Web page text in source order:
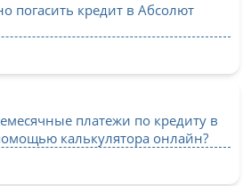
погасить кредит в Абсолют
платежи по кредиту в
калькулятора онлайн?